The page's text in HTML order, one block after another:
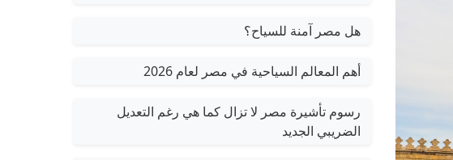
هل مصر آمنة للسياح؟
أهم المعالم السياحية في مصر لعام 2026
رسوم تأشيرة مصر لا تزال كما هي رغم التعديل
الضريبي الجديد